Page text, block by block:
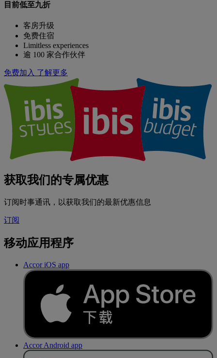
目前低至九折
客房升级
免费住宿
Limitless experiences
逾 100 家合作伙伴
免费加入 了解更多
获取我们的专属优惠
订阅时事通讯，以获取我们的最新优惠信息
订阅
移动应用程序
Accor iOS app
Accor Android app